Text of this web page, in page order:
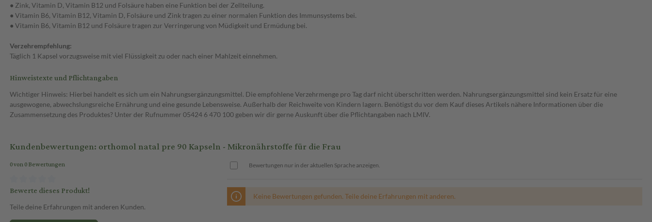
● Zink, Vitamin D, Vitamin B12 und Folsäure haben eine Funktion bei der Zellteilung.
● Vitamin B6, Vitamin B12, Vitamin D, Folsäure und Zink tragen zu einer normalen Funktion des Immunsystems bei.
● Vitamin B6, Vitamin B12 und Folsäure tragen zur Verringerung von Müdigkeit und Ermüdung bei.
Verzehrempfehlung:
Täglich 1 Kapsel vorzugsweise mit viel Flüssigkeit zu oder nach einer Mahlzeit einnehmen.
Hinweistexte und Pflichtangaben
Wichtiger Hinweis: Hierbei handelt es sich um ein Nahrungsergänzungsmittel. Die empfohlene Verzehrmenge pro Tag darf nicht überschritten werden. Nahrungsergänzungsmittel sind kein Ersatz für eine
ausgewogene, abwechslungsreiche Ernährung und eine gesunde Lebensweise. Außerhalb der Reichweite von Kindern lagern. Benötigst du vor dem Kauf dieses Artikels nähere Informationen über die
Zusammensetzung des Produktes? Unter der Rufnummer 05424 6 470 100 geben wir dir gerne Auskunft über die Pflichtangaben nach LMIV.
Kundenbewertungen: orthomol natal pre 90 Kapseln - Mikronährstoffe für die Frau
0 von 0 Bewertungen
Bewerte dieses Produkt!
Teile deine Erfahrungen mit anderen Kunden.
Bewertungen nur in der aktuellen Sprache anzeigen.
Keine Bewertungen gefunden. Teile deine Erfahrungen mit anderen.